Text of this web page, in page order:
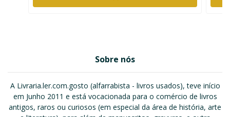
Sobre nós
A Livraria.ler.com.gosto (alfarrabista - livros usados), teve início
em Junho 2011 e está vocacionada para o comércio de livros
antigos, raros ou curiosos (em especial da área de história, arte